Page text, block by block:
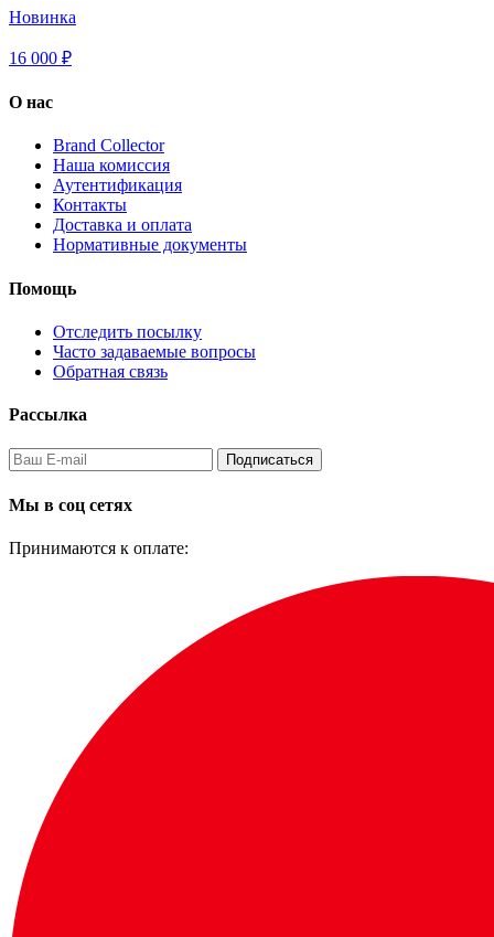
Новинка
16 000 ₽
О нас
Brand Collector
Наша комиссия
Аутентификация
Контакты
Доставка и оплата
Нормативные документы
Помощь
Отследить посылку
Часто задаваемые вопросы
Обратная связь
Рассылка
Подписаться
Мы в соц сетях
Принимаются к оплате: